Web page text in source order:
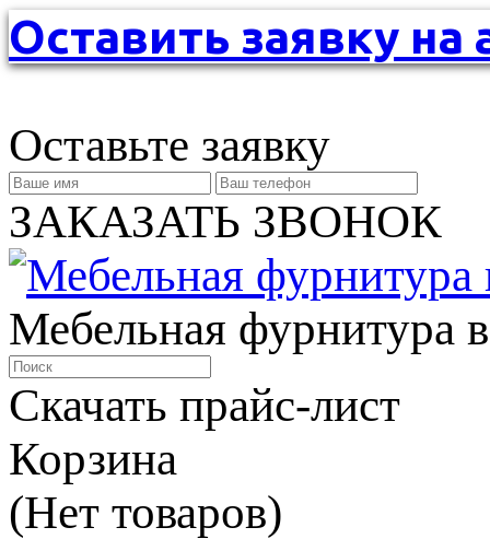
Оставить заявку на
Оставьте заявку
ЗАКАЗАТЬ ЗВОНОК
Мебельная фурнитура
Скачать прайс-лист
Корзина
(Нет товаров)